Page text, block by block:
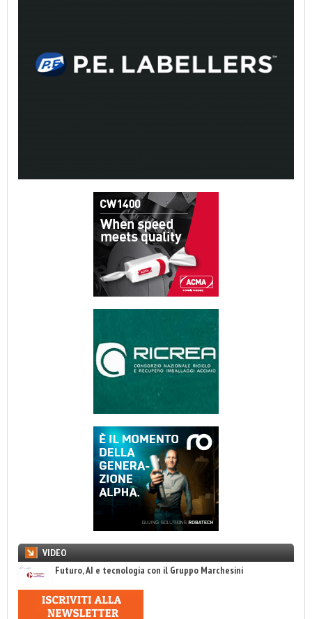
VIDEO
Futuro, AI e tecnologia con il Gruppo Marchesini